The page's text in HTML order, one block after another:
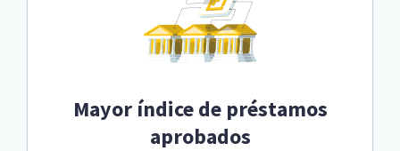
Mayor índice de préstamos
aprobados